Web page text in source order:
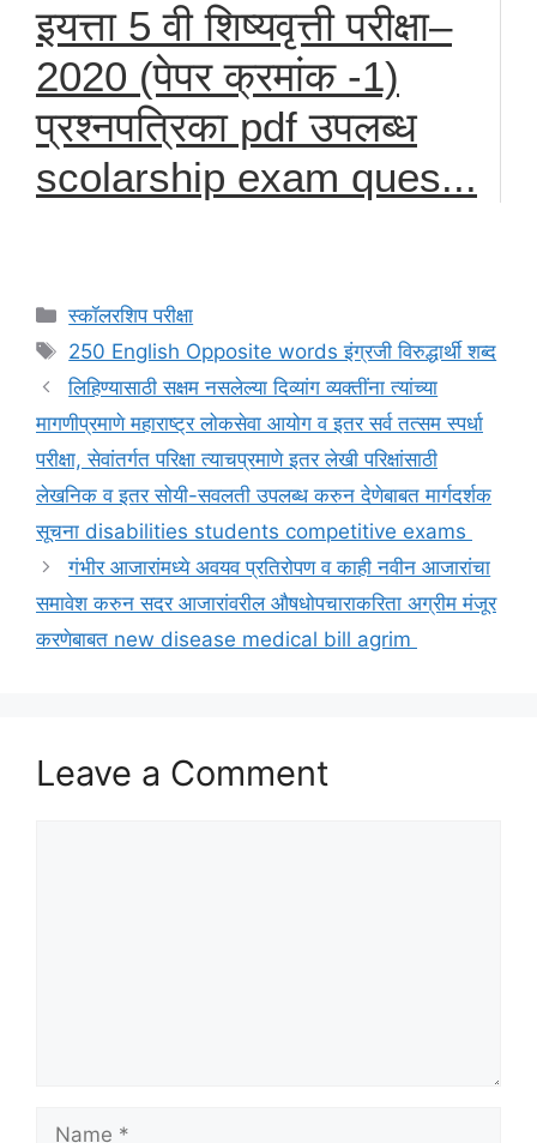
इयत्ता 5 वी शिष्यवृत्ती परीक्षा–
2020 (पेपर क्रमांक -1)
प्रश्नपत्रिका pdf उपलब्ध
scolarship exam ques...
Categories
स्कॉलरशिप परीक्षा
Tags
250 English Opposite words इंग्रजी विरुद्धार्थी शब्द
लिहिण्यासाठी सक्षम नसलेल्या दिव्यांग व्यक्तींना त्यांच्या
मागणीप्रमाणे महाराष्ट्र लोकसेवा आयोग व इतर सर्व तत्सम स्पर्धा
परीक्षा, सेवांतर्गत परिक्षा त्याचप्रमाणे इतर लेखी परिक्षांसाठी
लेखनिक व इतर सोयी-सवलती उपलब्ध करुन देणेबाबत मार्गदर्शक
सूचना disabilities students competitive exams
गंभीर आजारांमध्ये अवयव प्रतिरोपण व काही नवीन आजारांचा
समावेश करुन सदर आजारांवरील औषधोपचाराकरिता अग्रीम मंजूर
करणेबाबत new disease medical bill agrim
Leave a Comment